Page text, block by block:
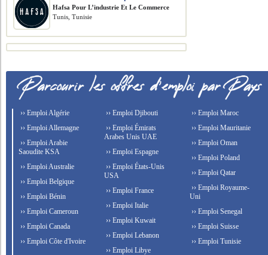
Hafsa Pour L’industrie Et Le Commerce
Tunis, Tunisie
›› Emploi Algérie
›› Emploi Allemagne
›› Emploi Arabie
Saoudite KSA
›› Emploi Australie
›› Emploi Belgique
›› Emploi Bénin
›› Emploi Cameroun
›› Emploi Canada
›› Emploi Côte d'Ivoire
›› Emploi Djibouti
›› Emploi Émirats
Arabes Unis UAE
›› Emploi Espagne
›› Emploi États-Unis
USA
›› Emploi France
›› Emploi Italie
›› Emploi Kuwait
›› Emploi Lebanon
›› Emploi Libye
›› Emploi Maroc
›› Emploi Mauritanie
›› Emploi Oman
›› Emploi Poland
›› Emploi Qatar
›› Emploi Royaume-
Uni
›› Emploi Senegal
›› Emploi Suisse
›› Emploi Tunisie